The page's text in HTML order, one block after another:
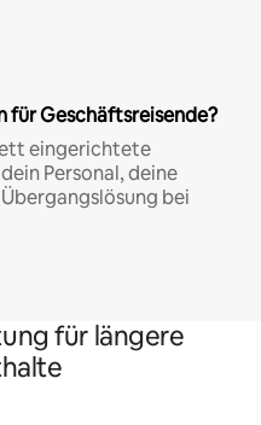
für Geschäftsreisende?
eingerichtete
Personal, deine
bei
für längere